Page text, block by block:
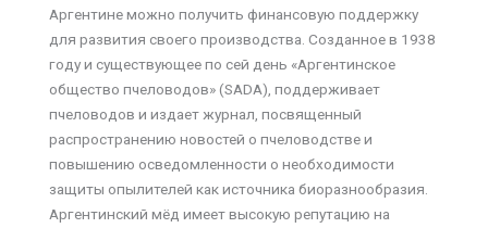
Аргентине можно получить финансовую поддержку
для развития своего производства. Созданное в 1938
году и существующее по сей день «Аргентинское
общество пчеловодов» (SADA), поддерживает
пчеловодов и издает журнал, посвященный
распространению новостей о пчеловодстве и
повышению осведомленности о необходимости
защиты опылителей как источника биоразнообразия.
Аргентинский мёд имеет высокую репутацию на